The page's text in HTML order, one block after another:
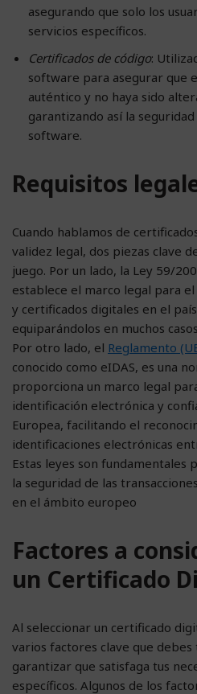
asegurando que solo los
servicios específicos.
Certificados de código:
software para asegurar que
auténtico y no haya sido
garantizando así la
software.
Requisitos
Cuando hablamos de
validez legal, dos piezas clave
juego. Por un lado, la Ley 59/
establece el marco legal para
y certificados digitales en el
equiparándolos en muchos
Por otro lado, el Reglamento
conocido como eIDAS, es una
proporciona un marco legal
identificación electrónica y
Europea, facilitando el
identificaciones electrónicas
Estas leyes son fundamentales
la seguridad de las
en el ámbito europeo
Factores a
un Certificado
Al seleccionar un certificado
varios factores clave que
garantizar que satisfaga tus
específicos. Algunos de los